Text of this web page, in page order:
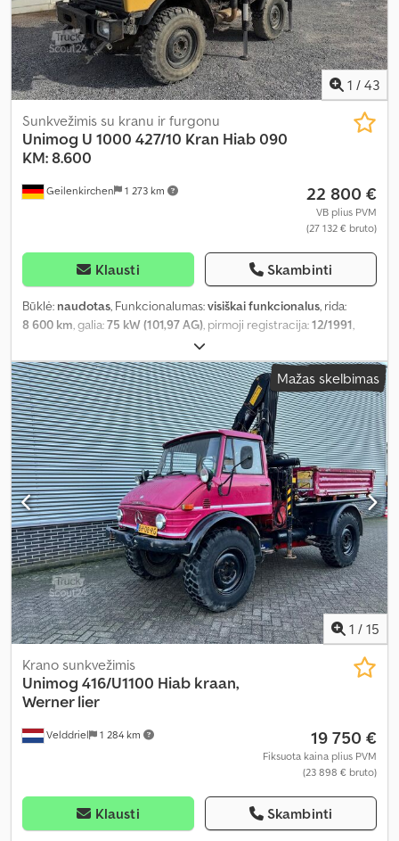
1 / 43
Geilenkirchen 1 273 km
Sunkvežimis su kranu ir furgonu
Unimog U 1000 427/10 Kran Hiab 090
KM: 8.600
22 800 €
VB plius PVM
(27 132 € bruto)
Klausti Skambinti
Būklė: naudotas, Funkcionalumas:visiškai funkcionalus, rida:
8 600 km, galia:75 kW (101,97 AG), pirmoji registracija:12/1991,
7 500 kg
konfigūracija:4x4, kuras:dyzelinas, spalva:geltonas, pavaros tipas:
mechaninis, Įranga:ABS, diferencialo užraktas, kranas,
priekabos jungtis, sunkvežimio registracija, vairo stiprintuvas,
Mažas skelbimas
1 / 15
Velddriel 1 284 km
Krano sunkvežimis
Unimog 416/U1100 Hiab kraan,
Werner lier
19 750 €
Fiksuota kaina plius PVM
(23 898 € bruto)
Klausti Skambinti